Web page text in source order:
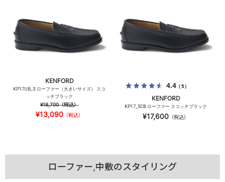
KENFORD
KP17UB_S ローファー（大きいサイズ） スコ
ッチブラック
¥18,700（税込）
¥13,090（税込）
4.4（5）
KENFORD
KP17_SCB ローファー スコッチブラック
¥17,600 （税込）
ローファー,中敷のスタイリング